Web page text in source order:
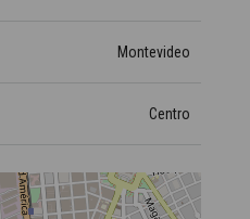
Montevideo
Centro